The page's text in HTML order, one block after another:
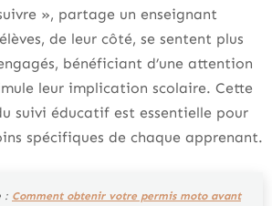
», partage un enseignant
de leur côté, se sentent plus
bénéficiant d’une attention
leur implication scolaire. Cette
suivi éducatif est essentielle pour
spécifiques de chaque apprenant.
: Comment obtenir votre permis moto avant